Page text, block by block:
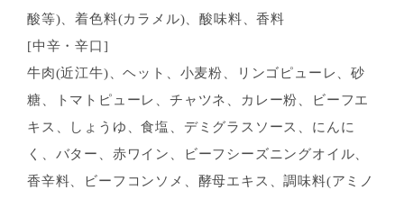
酸等)、着色料(カラメル)、酸味料、香料
[中辛・辛口]
牛肉(近江牛)、ヘット、小麦粉、リンゴピューレ、砂
糖、トマトピューレ、チャツネ、カレー粉、ビーフエ
キス、しょうゆ、食塩、デミグラスソース、にんに
く、バター、赤ワイン、ビーフシーズニングオイル、
香辛料、ビーフコンソメ、酵母エキス、調味料(アミノ